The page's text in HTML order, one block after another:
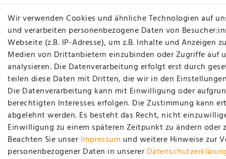
Wir verwenden Cookies und ähnliche Technologien auf
und verarbeiten personenbezogene Daten von
Webseite (z.B. IP-Adresse), um z.B. Inhalte und Anzeigen
Medien von Drittanbietern einzubinden oder Zugriffe auf
analysieren. Die Datenverarbeitung erfolgt erst durch
teilen diese Daten mit Dritten, die wir in den
Die Datenverarbeitung kann mit Einwilligung oder
berechtigten Interesses erfolgen. Die Zustimmung kann
abgelehnt werden. Es besteht das Recht, nicht
Einwilligung zu einem späteren Zeitpunkt zu ändern oder
Beachten Sie unser Impressum und weitere Hinweise zur
personenbezogener Daten in unserer